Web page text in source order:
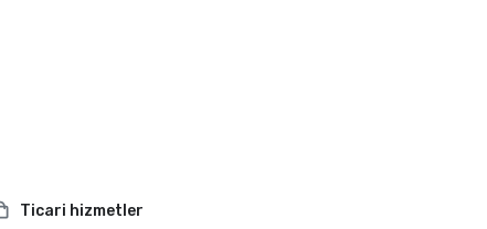
Ticari hizmetler